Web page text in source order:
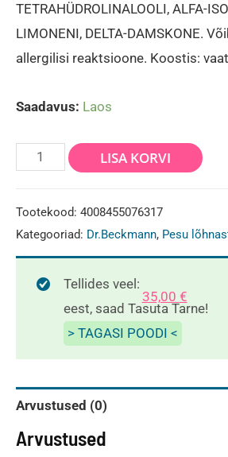
TETRAHÜDROLINALOOLI, ALFA-
LIMONENI, DELTA-DAMSKONE.
allergilisi reaktsioone. Koostis:
Saadavus: Laos
Aroom
kuivatisse
Kevad
250ml
LISA KORVI
Tootekood: 4008455076317
Kategooriad: Dr.Beckmann, Pesu
Tellides veel:
35,00 €
eest, saad Tasuta Tarne!
> TAGASI POODI <
Arvustused (0)
Arvustused